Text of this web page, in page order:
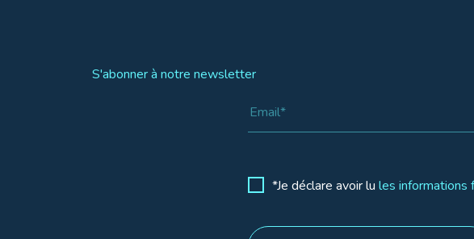
S'abonner à notre newsletter
*Je déclare avoir lu les informations